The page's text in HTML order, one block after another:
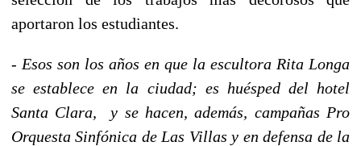
aportaron los estudiantes.
- Esos son los años en que la escultora Rita Longa
se establece en la ciudad; es huésped del hotel
Santa Clara, y se hacen, además, campañas Pro
Orquesta Sinfónica de Las Villas y en defensa de la